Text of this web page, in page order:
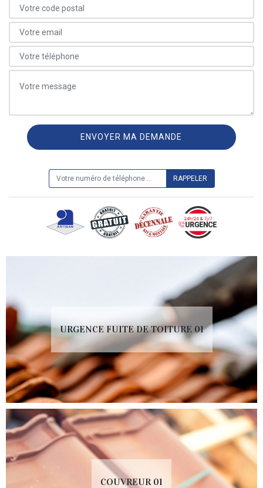
URGENCE FUITE DE TOITURE 01
COUVREUR 01